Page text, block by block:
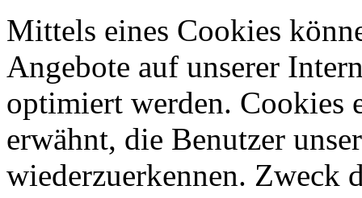
Mittels eines Cookies
Angebote auf unserer
optimiert werden. Cookies
erwähnt, die Benutzer
wiederzuerkennen. Zweck